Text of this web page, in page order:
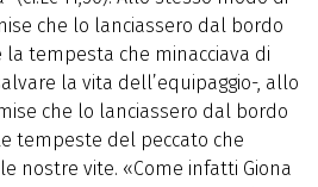
che lo lanciassero dal bordo
tempesta che minacciava di
la vita dell’equipaggio-, allo
che lo lanciassero dal bordo
tempeste del peccato che
nostre vite. «Come infatti Giona